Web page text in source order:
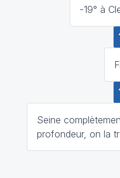
-19° à
Seine
profondeur, on la